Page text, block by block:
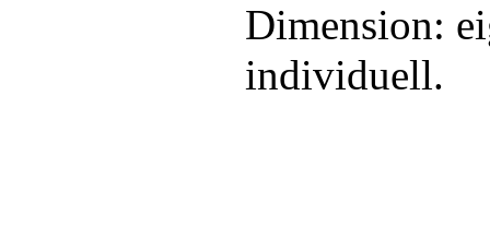
Dimension:
individuell.